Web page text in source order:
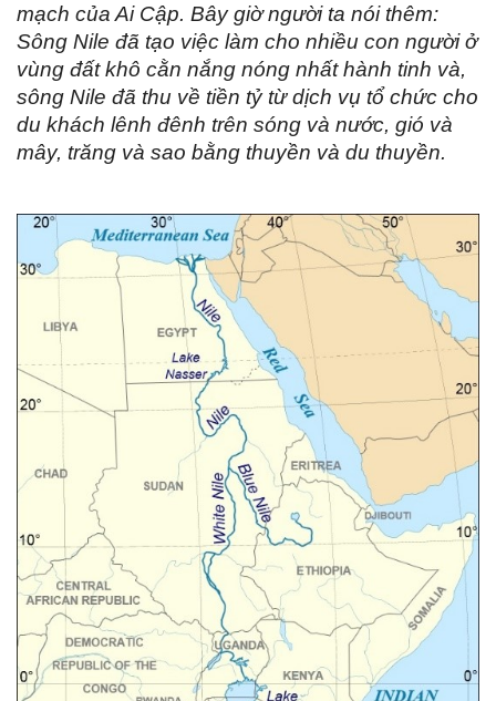
mạch của Ai Cập. Bây giờ người ta nói thêm:
Sông Nile đã tạo việc làm cho nhiều con người ở
vùng đất khô cằn nắng nóng nhất hành tinh và,
sông Nile đã thu về tiền tỷ từ dịch vụ tổ chức cho
du khách lênh đênh trên sóng và nước, gió và
mây, trăng và sao bằng thuyền và du thuyền.